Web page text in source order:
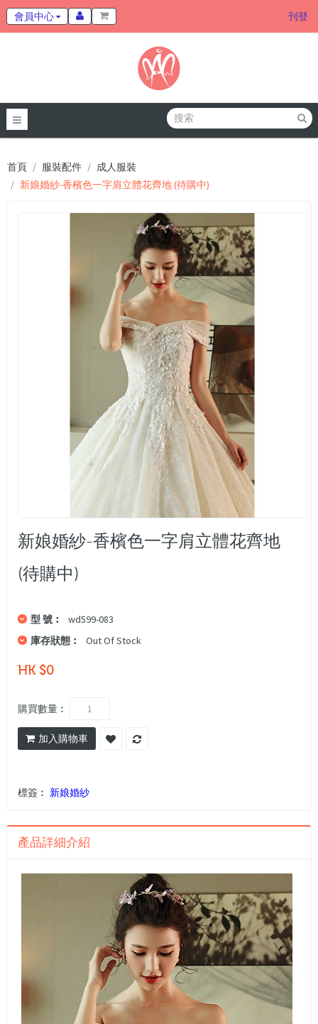
會員中心 刊登
首頁 服裝配件
成人服裝
新娘婚紗-香檳色一字肩立體花齊地 (待購中)
新娘婚紗-香檳色一字肩立體花齊地
(待購中)
型 號︰
wd599-083
庫存狀態︰
Out Of Stock
HK $0
購買數量︰
加入購物車
標簽︰ 新娘婚紗
產品詳細介紹